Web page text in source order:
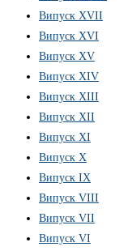
Випуск XVII
Випуск XVI
Випуск XV
Випуск XIV
Випуск XIII
Випуск XII
Випуск XI
Випуск X
Випуск IX
Випуск VIII
Випуск VII
Випуск VI